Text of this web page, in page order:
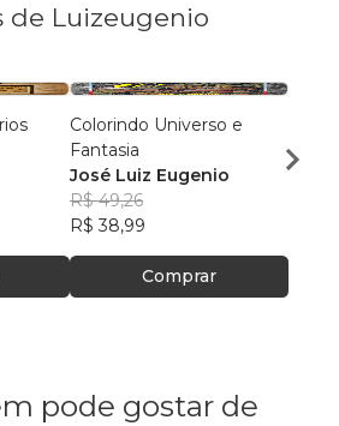
de Luizeugenio
Colorindo Universo e
Fantasia
José Luiz Eugenio
R$ 49,26
R$ 38,99
Comprar
José
R$
pode gostar de